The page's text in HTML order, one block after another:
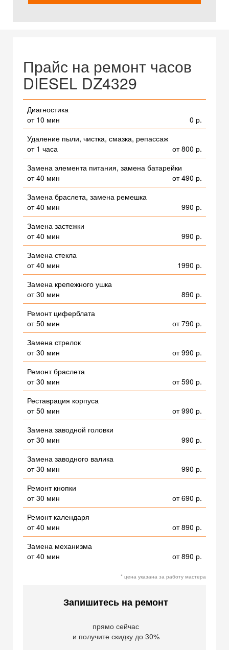
Прайс на ремонт часов
DIESEL DZ4329
Диагностика
от 10 мин
0 р.
Удаление пыли, чистка, смазка, репассаж
от 1 часа
от 800 р.
Замена элемента питания, замена батарейки
от 40 мин
от 490 р.
Замена браслета, замена ремешка
от 40 мин
990 р.
Замена застежки
от 40 мин
990 р.
Замена стекла
от 40 мин
1990 р.
Замена крепежного ушка
от 30 мин
890 р.
Ремонт циферблата
от 50 мин
от 790 р.
Замена стрелок
от 30 мин
от 990 р.
Ремонт браслета
от 30 мин
от 590 р.
Реставрация корпуса
от 50 мин
от 990 р.
Замена заводной головки
от 30 мин
990 р.
Замена заводного валика
от 30 мин
990 р.
Ремонт кнопки
от 30 мин
от 690 р.
Ремонт календаря
от 40 мин
от 890 р.
Замена механизма
от 40 мин
от 890 р.
* цена указана за работу мастера
Запишитесь на ремонт
прямо сейчас
и получите скидку до 30%